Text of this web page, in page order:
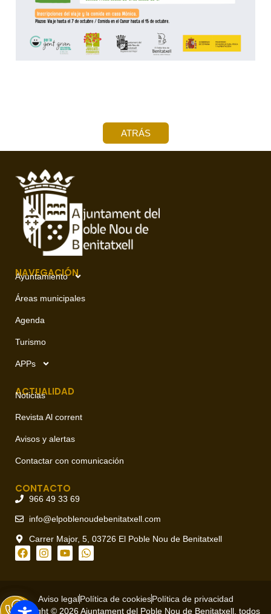
ATRÁS
NAVEGACIÓN
Ayuntamiento
Áreas municipales
Agenda
Turismo
APPs
ACTUALIDAD
Noticias
Revista Al corrent
Avisos y alertas
Contactar con comunicación
CONTACTO
966 49 33 69
info@elpoblenoudebenitatxell.com
Carrer Major, 5, 03726 El Poble Nou de Benitatxell
Aviso legalPolítica de cookiesPolítica de privacidad
Copyright © 2026 Ajuntament del Poble Nou de Benitatxell, todos